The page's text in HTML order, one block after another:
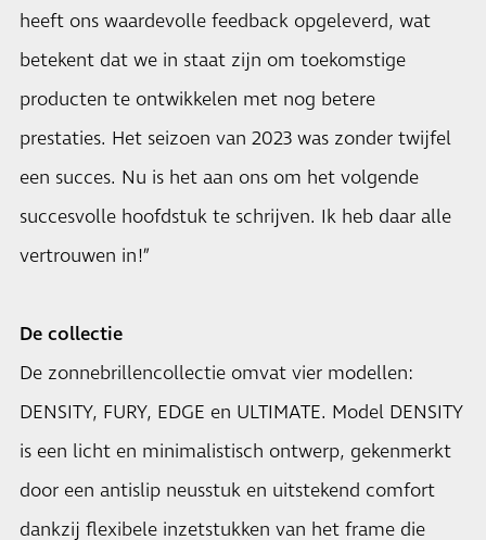
heeft ons waardevolle feedback opgeleverd, wat
betekent dat we in staat zijn om toekomstige
producten te ontwikkelen met nog betere
prestaties. Het seizoen van 2023 was zonder twijfel
een succes. Nu is het aan ons om het volgende
succesvolle hoofdstuk te schrijven. Ik heb daar alle
vertrouwen in!”
De collectie
De zonnebrillencollectie omvat vier modellen:
DENSITY, FURY, EDGE en ULTIMATE. Model DENSITY
is een licht en minimalistisch ontwerp, gekenmerkt
door een antislip neusstuk en uitstekend comfort
dankzij flexibele inzetstukken van het frame die